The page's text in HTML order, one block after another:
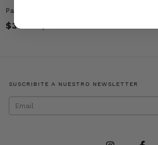
Pantalon Friza Basico
$33.400,00
SUSCRIBITE A NUESTRO NEWSLETTER